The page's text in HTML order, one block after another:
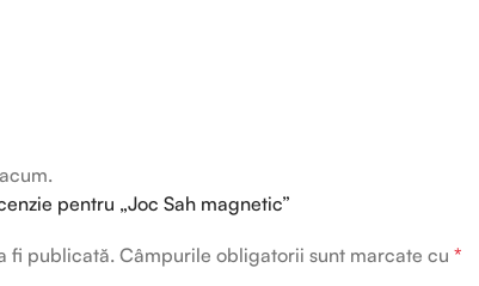
pentru „Joc Sah magnetic”
fi publicată. Câmpurile obligatorii sunt marcate cu *